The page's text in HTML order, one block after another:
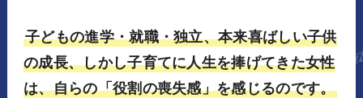
子どもの進学・就職・独立、本来喜ばしい子供
の成長、しかし子育てに人生を捧げてきた女性
は、自らの「役割の喪失感」を感じるのです。